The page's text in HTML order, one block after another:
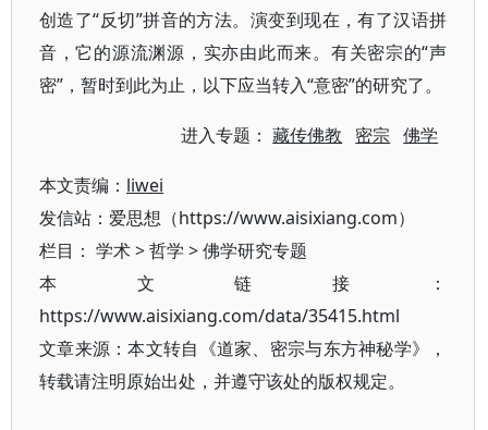
创造了“反切”拼音的方法。演变到现在，有了汉语拼
音，它的源流渊源，实亦由此而来。有关密宗的“声
密”，暂时到此为止，以下应当转入“意密”的研究了。
进入专题：藏传佛教 密宗 佛学
本文责编： liwei
发信站：爱思想（https://www.aisixiang.com）
栏目： 学术>哲学 >佛学研究专题
本文链接：
https://www.aisixiang.com/data/35415.html
文章来源：本文转自《道家、密宗与东方神秘学》，
转载请注明原始出处，并遵守该处的版权规定。